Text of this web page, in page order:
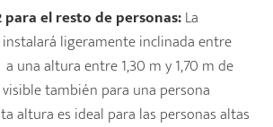
para el resto de personas:La
ligeramente inclinada entre
una altura entre 1,30 m y 1,70 m de
también para una persona
altura es ideal para las personas altas